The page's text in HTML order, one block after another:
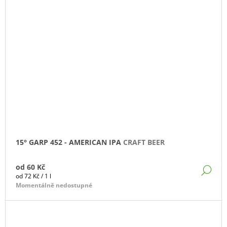
15° GARP 452 - AMERICAN IPA CRAFT BEER
od 60 Kč
Měrná
cena:
od 72 Kč / 1 l
Momentálně nedostupné